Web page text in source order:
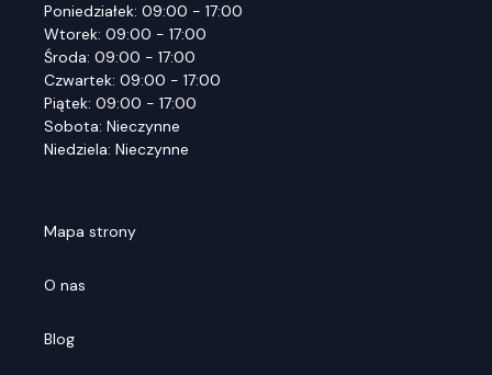
Poniedziałek: 09:00 - 17:00
Wtorek: 09:00 - 17:00
Środa: 09:00 - 17:00
Czwartek: 09:00 - 17:00
Piątek: 09:00 - 17:00
Sobota: Nieczynne
Niedziela: Nieczynne
Mapa strony
O nas
Blog